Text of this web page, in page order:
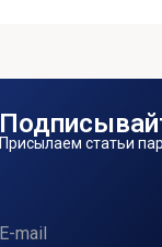
Присылаем статьи